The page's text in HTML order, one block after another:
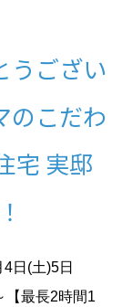
うござい
のこだわ
宅 実邸
日(土)5日
最長2時間1